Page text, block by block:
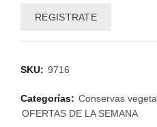
REGISTRATE
SKU: 9716
Categorías: Conservas
OFERTAS DE LA SEMANA